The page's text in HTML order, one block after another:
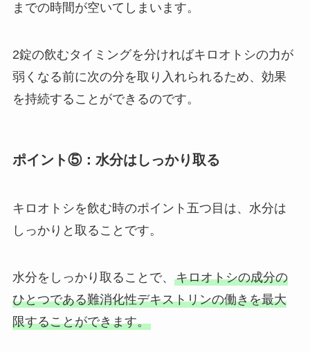
までの時間が空いてしまいます。
2錠の飲むタイミングを分ければキロオトシの力が
弱くなる前に次の分を取り入れられるため、効果
を持続することができるのです。
ポイント⑤：水分はしっかり取る
キロオトシを飲む時のポイント五つ目は、水分は
しっかりと取ることです。
水分をしっかり取ることで、 キロオトシの成分の
ひとつである難消化性デキストリンの働きを最大
限することができます。